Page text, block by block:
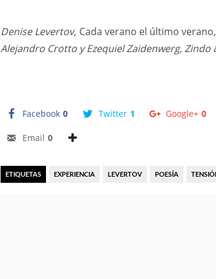
Denise Levertov, Cada verano el último verano
Alejandro Crotto y Ezequiel Zaidenwerg, Zindo
Facebook 0 Twitter 1 Google+ 0
Email 0
ETIQUETAS EXPERIENCIA LEVERTOV POESÍA